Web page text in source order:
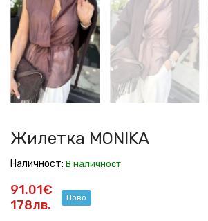
Жилетка MONIKA
Наличност: В наличност
91.01€
178лв.
Ново